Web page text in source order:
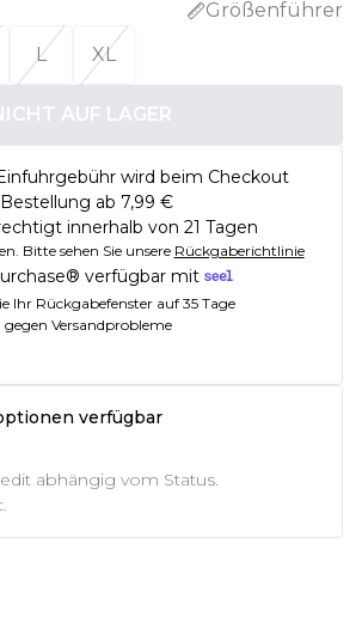
Größenführer
L XL
AUF LAGER
wird beim Checkout
ab 7,99 €
innerhalb von 21 Tagen
Bitte sehen Sie unsere Rückgaberichtlinie
verfügbar mit
Ihr Rückgabefenster auf 35 Tage
gegen Versandprobleme
verfügbar
abhängig vom Status.